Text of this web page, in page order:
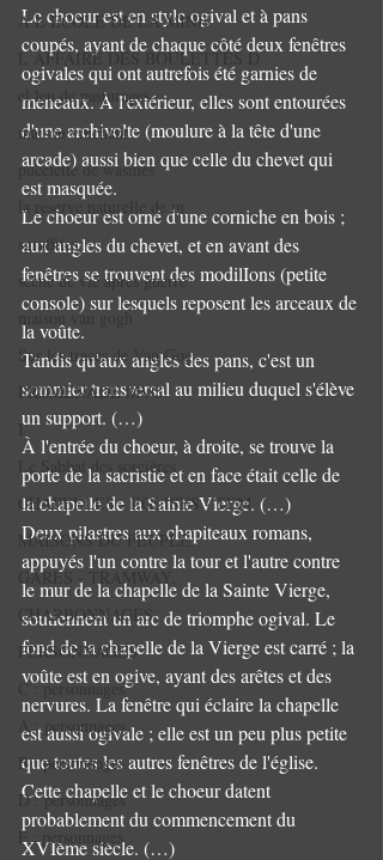
A L ECOLE DE LA MINE
L AFFAIRE DES BOULETTES D
el leu de pasturages
maison vinchent
pucelette de wasmes
la reserve naturelle de m
sgraffites
scene de vie apres guerre
maison van gogh
Sur les traces de Van Gog
PROMENADE MVG
I
Le Sabbat des sorcières
CHAPELLES - EGLISES - TEM
MAISONS DU PEUPLE.
GARES - TRAMWAY.
CHARBONNAGES.
PERSONNAGES
C : personnages
A : personnages.
B : personnages
D : personnages
F : personnages
Le choeur est en style ogival et à pans
coupés, ayant de chaque côté deux fenêtres
ogivales qui ont autrefois été garnies de
meneaux. À l'extérieur, elles sont entourées
d'une archivolte (moulure à la tête d'une
arcade) aussi bien que celle du chevet qui
est masquée.
Le choeur est orné d'une corniche en bois ;
aux angles du chevet, et en avant des
fenêtres se trouvent des modilIons (petite
console) sur lesquels reposent les arceaux de
la voûte.
Tandis qu'aux angles des pans, c'est un
sommier transversal au milieu duquel s'élève
un support. (…)
À l'entrée du choeur, à droite, se trouve la
porte de la sacristie et en face était celle de
la chapelle de la Sainte Vierge. (…)
Deux pilastres aux chapiteaux romans,
appuyés l'un contre la tour et l'autre contre
le mur de la chapelle de la Sainte Vierge,
soutiennent un arc de triomphe ogival. Le
fond de la chapelle de la Vierge est carré ; la
voûte est en ogive, ayant des arêtes et des
nervures. La fenêtre qui éclaire la chapelle
est aussi ogivale ; elle est un peu plus petite
que toutes les autres fenêtres de l'église.
Cette chapelle et le choeur datent
probablement du commencement du
XVIème siècle. (…)